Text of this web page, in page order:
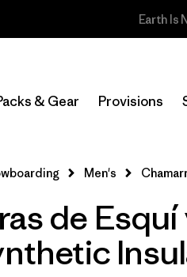
Read
& Gear Provisions
Selecciona una tienda
Filtrar por
Price
Filtrar por
Size
Filtrar por
Fit
Men's
de